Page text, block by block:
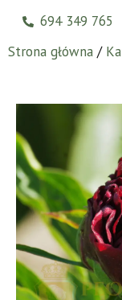
694 349 765
Strona główna /